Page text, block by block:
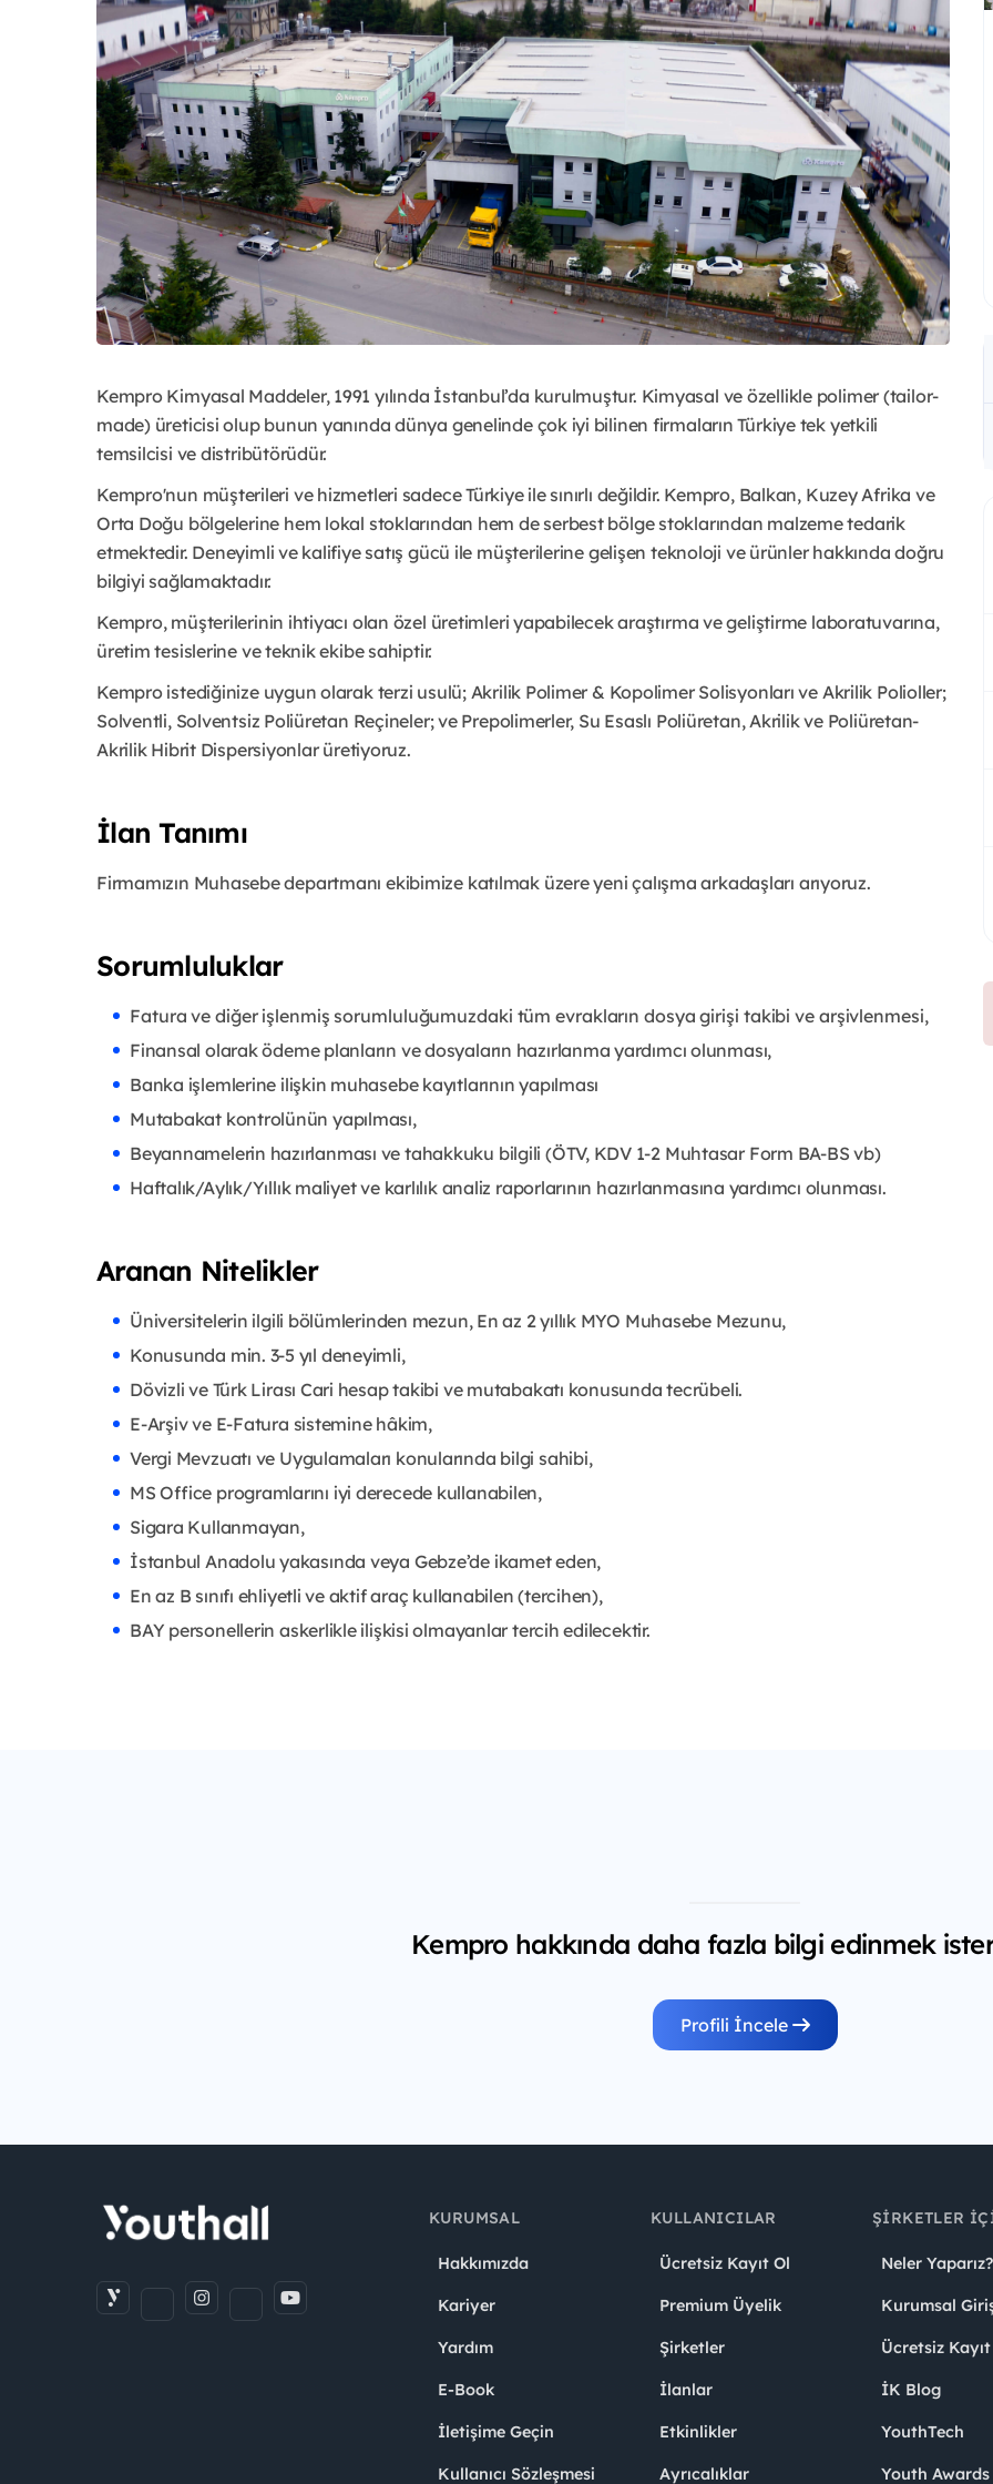
Kempro Kimyasal Maddeler, 1991 yılında İstanbul’da kurulmuştur. Kimyasal ve özellikle polimer (tailor-
made) üreticisi olup bunun yanında dünya genelinde çok iyi bilinen firmaların Türkiye tek yetkili
temsilcisi ve distribütörüdür.
Kempro'nun müşterileri ve hizmetleri sadece Türkiye ile sınırlı değildir. Kempro, Balkan, Kuzey Afrika ve
Orta Doğu bölgelerine hem lokal stoklarından hem de serbest bölge stoklarından malzeme tedarik
etmektedir. Deneyimli ve kalifiye satış gücü ile müşterilerine gelişen teknoloji ve ürünler hakkında doğru
bilgiyi sağlamaktadır.
Kempro, müşterilerinin ihtiyacı olan özel üretimleri yapabilecek araştırma ve geliştirme laboratuvarına,
üretim tesislerine ve teknik ekibe sahiptir.
Kempro istediğinize uygun olarak terzi usulü; Akrilik Polimer & Kopolimer Solisyonları ve Akrilik Polioller;
Solventli, Solventsiz Poliüretan Reçineler; ve Prepolimerler, Su Esaslı Poliüretan, Akrilik ve Poliüretan-
Akrilik Hibrit Dispersiyonlar üretiyoruz.
İlan Tanımı
Firmamızın Muhasebe departmanı ekibimize katılmak üzere yeni çalışma arkadaşları arıyoruz.
Sorumluluklar
Fatura ve diğer işlenmiş sorumluluğumuzdaki tüm evrakların dosya girişi takibi ve arşivlenmesi,
Finansal olarak ödeme planların ve dosyaların hazırlanma yardımcı olunması,
Banka işlemlerine ilişkin muhasebe kayıtlarının yapılması
Mutabakat kontrolünün yapılması,
Beyannamelerin hazırlanması ve tahakkuku bilgili (ÖTV, KDV 1-2 Muhtasar Form BA-BS vb)
Haftalık/Aylık/Yıllık maliyet ve karlılık analiz raporlarının hazırlanmasına yardımcı olunması.
Aranan Nitelikler
Üniversitelerin ilgili bölümlerinden mezun, En az 2 yıllık MYO Muhasebe Mezunu,
Konusunda min. 3-5 yıl deneyimli,
Dövizli ve Türk Lirası Cari hesap takibi ve mutabakatı konusunda tecrübeli.
E-Arşiv ve E-Fatura sistemine hâkim,
Vergi Mevzuatı ve Uygulamaları konularında bilgi sahibi,
MS Office programlarını iyi derecede kullanabilen,
Sigara Kullanmayan,
İstanbul Anadolu yakasında veya Gebze’de ikamet eden,
En az B sınıfı ehliyetli ve aktif araç kullanabilen (tercihen),
BAY personellerin askerlikle ilişkisi olmayanlar tercih edilecektir.
Kempro hakkında daha fazla bilgi edinmek
Profili İncele
KURUMSAL
Hakkımızda
Kariyer
Yardım
E-Book
İletişime Geçin
Kullanıcı Sözleşmesi
KULLANICILAR
Ücretsiz Kayıt Ol
Premium Üyelik
Şirketler
İlanlar
Etkinlikler
Ayrıcalıklar
ŞIRKETLER
Neler Yaparız?
Kurumsal
Ücretsiz Kayıt
İK Blog
YouthTech
Youth Awards